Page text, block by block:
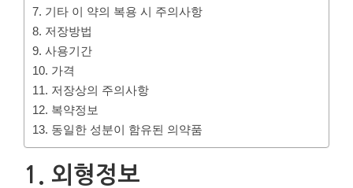
7. 기타 이 약의 복용 시 주의사항
8. 저장방법
9. 사용기간
10. 가격
11. 저장상의 주의사항
12. 복약정보
13. 동일한 성분이 함유된 의약품
1. 외형정보